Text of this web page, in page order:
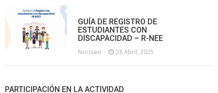
GUÍA DE REGISTRO DE
ESTUDIANTES CON
DISCAPACIDAD – R-NEE
Nocisavi 28 Abril, 2025
PARTICIPACIÓN EN LA ACTIVIDAD